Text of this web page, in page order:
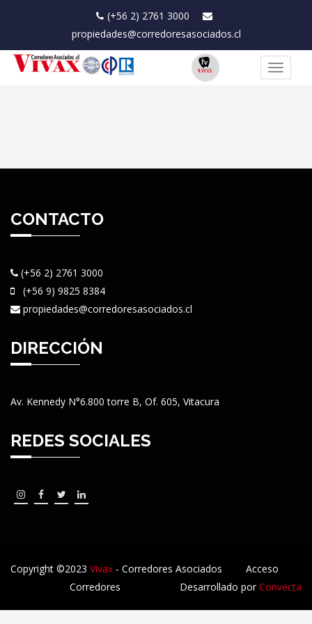
(+56 2) 2761 3000
propiedades@corredoresasociados.cl
Toggle
CONTACTO
(+56 2) 2761 3000
(+56 9) 9825 8384
propiedades@corredoresasociados.cl
DIRECCIÓN
Av. Kennedy N°6.800 torre B, Of. 605, Vitacura
REDES SOCIALES
Copyright ©2023 Vivax - Corredores Asociados
Acceso
Corredores
Desarrollado porConvecta